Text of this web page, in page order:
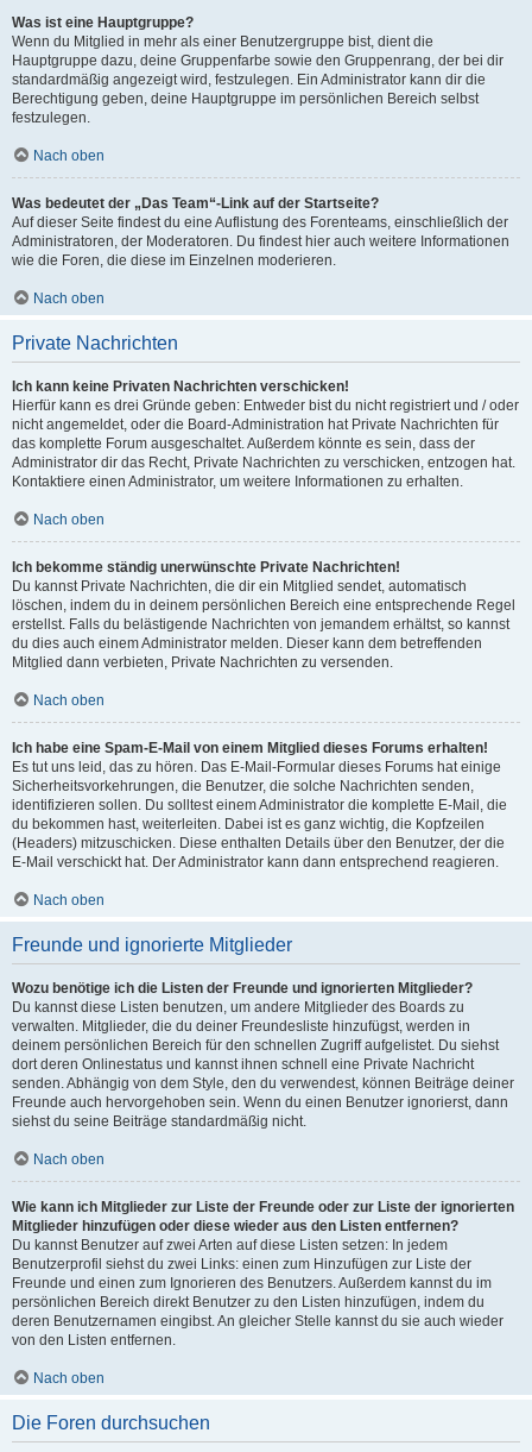
Was ist eine Hauptgruppe?
Wenn du Mitglied in mehr als einer Benutzergruppe bist, dient die
Hauptgruppe dazu, deine Gruppenfarbe sowie den Gruppenrang, der bei dir
standardmäßig angezeigt wird, festzulegen. Ein Administrator kann dir die
Berechtigung geben, deine Hauptgruppe im persönlichen Bereich selbst
festzulegen.
Nach oben
Was bedeutet der „Das Team“-Link auf der Startseite?
Auf dieser Seite findest du eine Auflistung des Forenteams, einschließlich der
Administratoren, der Moderatoren. Du findest hier auch weitere Informationen
wie die Foren, die diese im Einzelnen moderieren.
Nach oben
Private Nachrichten
Ich kann keine Privaten Nachrichten verschicken!
Hierfür kann es drei Gründe geben: Entweder bist du nicht registriert und / oder
nicht angemeldet, oder die Board-Administration hat Private Nachrichten für
das komplette Forum ausgeschaltet. Außerdem könnte es sein, dass der
Administrator dir das Recht, Private Nachrichten zu verschicken, entzogen hat.
Kontaktiere einen Administrator, um weitere Informationen zu erhalten.
Nach oben
Ich bekomme ständig unerwünschte Private Nachrichten!
Du kannst Private Nachrichten, die dir ein Mitglied sendet, automatisch
löschen, indem du in deinem persönlichen Bereich eine entsprechende Regel
erstellst. Falls du belästigende Nachrichten von jemandem erhältst, so kannst
du dies auch einem Administrator melden. Dieser kann dem betreffenden
Mitglied dann verbieten, Private Nachrichten zu versenden.
Nach oben
Ich habe eine Spam-E-Mail von einem Mitglied dieses Forums erhalten!
Es tut uns leid, das zu hören. Das E-Mail-Formular dieses Forums hat einige
Sicherheitsvorkehrungen, die Benutzer, die solche Nachrichten senden,
identifizieren sollen. Du solltest einem Administrator die komplette E-Mail, die
du bekommen hast, weiterleiten. Dabei ist es ganz wichtig, die Kopfzeilen
(Headers) mitzuschicken. Diese enthalten Details über den Benutzer, der die
E-Mail verschickt hat. Der Administrator kann dann entsprechend reagieren.
Nach oben
Freunde und ignorierte Mitglieder
Wozu benötige ich die Listen der Freunde und ignorierten Mitglieder?
Du kannst diese Listen benutzen, um andere Mitglieder des Boards zu
verwalten. Mitglieder, die du deiner Freundesliste hinzufügst, werden in
deinem persönlichen Bereich für den schnellen Zugriff aufgelistet. Du siehst
dort deren Onlinestatus und kannst ihnen schnell eine Private Nachricht
senden. Abhängig von dem Style, den du verwendest, können Beiträge deiner
Freunde auch hervorgehoben sein. Wenn du einen Benutzer ignorierst, dann
siehst du seine Beiträge standardmäßig nicht.
Nach oben
Wie kann ich Mitglieder zur Liste der Freunde oder zur Liste der ignorierten
Mitglieder hinzufügen oder diese wieder aus den Listen entfernen?
Du kannst Benutzer auf zwei Arten auf diese Listen setzen: In jedem
Benutzerprofil siehst du zwei Links: einen zum Hinzufügen zur Liste der
Freunde und einen zum Ignorieren des Benutzers. Außerdem kannst du im
persönlichen Bereich direkt Benutzer zu den Listen hinzufügen, indem du
deren Benutzernamen eingibst. An gleicher Stelle kannst du sie auch wieder
von den Listen entfernen.
Nach oben
Die Foren durchsuchen